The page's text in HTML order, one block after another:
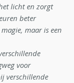
licht en zorgt
beter
maar is een
voor
verschillende